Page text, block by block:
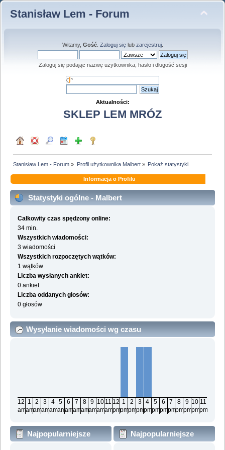
Stanisław Lem - Forum
Witamy, Gość. Zaloguj sięlub zarejestruj.
Zaloguj się podając nazwę użytkownika, hasło i długość sesji
Aktualności:
SKLEP LEM MRÓZ
Stanisław Lem - Forum » Profil użytkownika Malbert» Pokaż statystyki
Informacja o Profilu
Statystyki ogólne - Malbert
Całkowity czas spędzony online:
34 min.
Wszystkich wiadomości:
3 wiadomości
Wszystkich rozpoczętych wątków:
1 wątków
Liczba wysłanych ankiet:
0 ankiet
Liczba oddanych głosów:
0 głosów
Wysyłanie wiadomości wg czasu
12
am
1
am
2
am
3
am
4
am
5
am
6
am
7
am
8
am
9
am
10
am
11
am
12
pm
1
pm
2
pm
3
pm
4
pm
5
pm
6
pm
7
pm
8
pm
9
pm
10
pm
11
pm
Najpopularniejsze
Najpopularniejsze